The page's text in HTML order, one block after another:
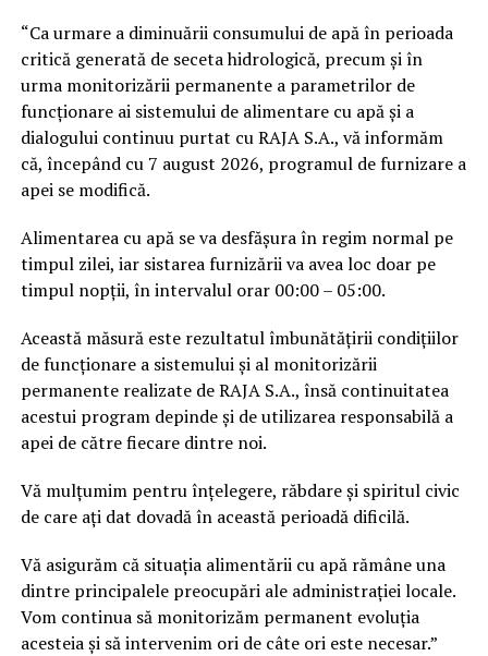
“Ca urmare a diminuării consumului de apă în perioada
critică generată de seceta hidrologică, precum și în
urma monitorizării permanente a parametrilor de
funcționare ai sistemului de alimentare cu apă și a
dialogului continuu purtat cu RAJA S.A., vă informăm
că, începând cu 7 august 2026, programul de furnizare a
apei se modifică.
Alimentarea cu apă se va desfășura în regim normal pe
timpul zilei, iar sistarea furnizării va avea loc doar pe
timpul nopții, în intervalul orar 00:00 – 05:00.
Această măsură este rezultatul îmbunătățirii condițiilor
de funcționare a sistemului și al monitorizării
permanente realizate de RAJA S.A., însă continuitatea
acestui program depinde și de utilizarea responsabilă a
apei de către fiecare dintre noi.
Vă mulțumim pentru înțelegere, răbdare și spiritul civic
de care ați dat dovadă în această perioadă dificilă.
Vă asigurăm că situația alimentării cu apă rămâne una
dintre principalele preocupări ale administrației locale.
Vom continua să monitorizăm permanent evoluția
acesteia și să intervenim ori de câte ori este necesar.”